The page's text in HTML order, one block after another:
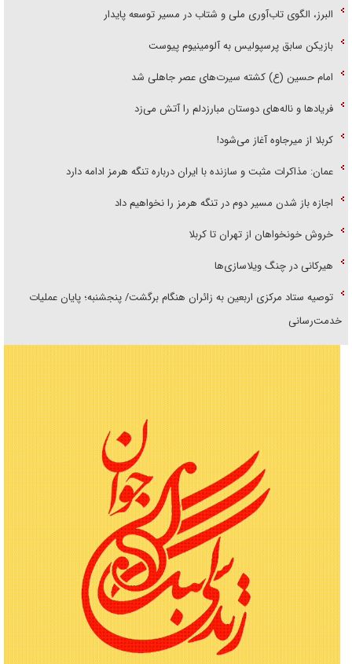
البرز، الگوی تاب‌آوری ملی و شتاب در مسیر توسعه پایدار
بازیکن سابق پرسپولیس به آلومینیوم پیوست
امام حسین (ع) کشته سیرت‌های عصر جاهلی شد
فریاد‌ها و ناله‌های دوستان مبارزدلم را آتش می‌زد
کربلا از میرجاوه آغاز می‌شود!
عمان: مذاکرات مثبت و سازنده با ایران درباره تنگه هرمز ادامه دارد
اجازه باز شدن مسیر دوم در تنگه هرمز را نخواهیم داد
خروش خونخواهان از تهران تا کربلا
هیرکانی در چنگ ویلاسازی‌ها
توصیه ستاد مرکزی اربعین به زائران هنگام برگشت/ پنجشنبه؛ پایان عملیات
خدمت‌رسانی